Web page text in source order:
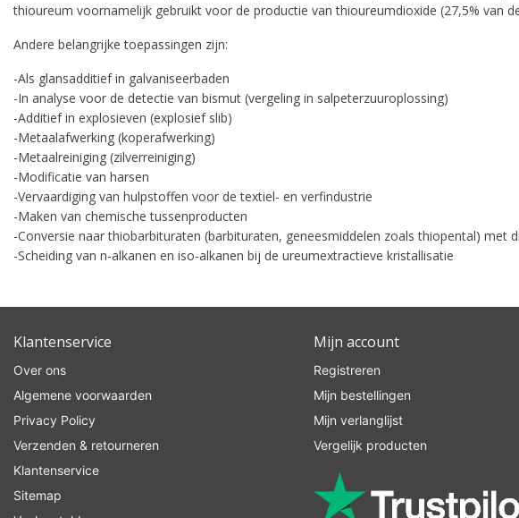
thioureum voornamelijk gebruikt voor de productie van thioureumdioxide (27,5% van
Andere belangrijke toepassingen zijn:
-Als glansadditief in galvaniseerbaden
-In analyse voor de detectie van bismut (vergeling in salpeterzuuroplossing)
-Additief in explosieven (explosief slib)
-Metaalafwerking (koperafwerking)
-Metaalreiniging (zilverreiniging)
-Modificatie van harsen
-Vervaardiging van hulpstoffen voor de textiel- en verfindustrie
-Maken van chemische tussenproducten
-Conversie naar thiobarbituraten (barbituraten, geneesmiddelen zoals thiopental) met
-Scheiding van n-alkanen en iso-alkanen bij de ureumextractieve kristallisatie
Klantenservice
Over ons
Algemene voorwaarden
Privacy Policy
Verzenden & retourneren
Klantenservice
Sitemap
Mijn account
Registreren
Mijn bestellingen
Mijn verlanglijst
Vergelijk producten